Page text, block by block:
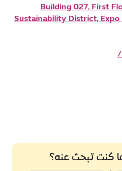
103, Building 027, First
Sustainability District, Expo
كنت تبحث عنه؟